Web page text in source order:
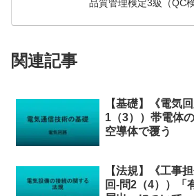
品質管理検定3級（QC検
関連記事
【基礎】《電気
1（3））帯電体
空導体で覆う
【法規】《工事
回-問2（4））「